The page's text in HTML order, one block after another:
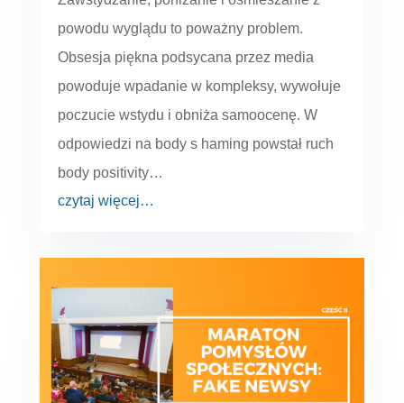
powodu wyglądu to poważny problem.
Obsesja piękna podsycana przez media
powoduje wpadanie w kompleksy, wywołuje
poczucie wstydu i obniża samoocenę. W
odpowiedzi na body s haming powstał ruch
body positivity…
czytaj więcej…